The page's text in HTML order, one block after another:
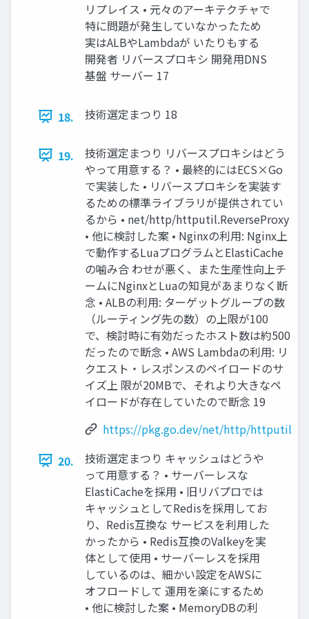
リプレイス • 元々のアーキテクチャで
特に問題が発生していなかったため
実はALBやLambdaが いたりもする
開発者 リバースプロキシ 開発用DNS
基盤 サーバー 17
18. 技術選定まつり 18
19.
技術選定まつり リバースプロキシはどう
やって用意する？ • 最終的にはECS×Go
で実装した • リバースプロキシを実装す
るための標準ライブラリが提供されてい
るから • net/http/httputil.ReverseProxy
• 他に検討した案 • Nginxの利用: Nginx上
で動作するLuaプログラムとElastiCache
の噛み合 わせが悪く、また生産性向上チ
ームにNginxとLuaの知見があまりなく断
念 • ALBの利用: ターゲットグループの数
（ルーティング先の数）の上限が100
で、検討時に有効だったホスト数は約500
だったので断念 • AWS Lambdaの利用: リ
クエスト・レスポンスのペイロードのサ
イズ上 限が20MBで、それより大きなペ
イロードが存在していたので断念 19
https://pkg.go.dev/net/http/httputil
20.
技術選定まつり キャッシュはどうや
って用意する？ • サーバーレスな
ElastiCacheを採用 • 旧リバプロでは
キャッシュとしてRedisを採用してお
り、Redis互換な サービスを利用した
かったから • Redis互換のValkeyを実
体として使用 • サーバーレスを採用
しているのは、細かい設定をAWSに
オフロードして 運用を楽にするため
• 他に検討した案 • MemoryDBの利